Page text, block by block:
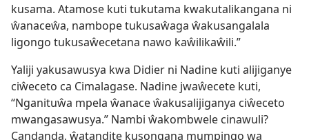
kusama. Atamose kuti tukutama kwakutalikangana ni
ŵanaceŵa, nambope tukusaŵaga ŵakusangalala
ligongo tukusaŵecetana nawo kaŵilikaŵili.”
Yaliji yakusawusya kwa Didier ni Nadine kuti alijiganye
ciŵeceto ca Cimalagase. Nadine jwaŵecete kuti,
“Nganituŵa mpela ŵanace ŵakusalijiganya ciŵeceto
mwangasawusya.” Nambi ŵakombwele cinawuli?
Candanda, ŵatandite kusongana mumpingo wa